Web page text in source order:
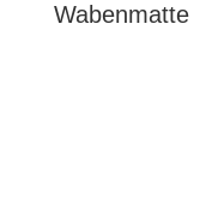
Waben­matte